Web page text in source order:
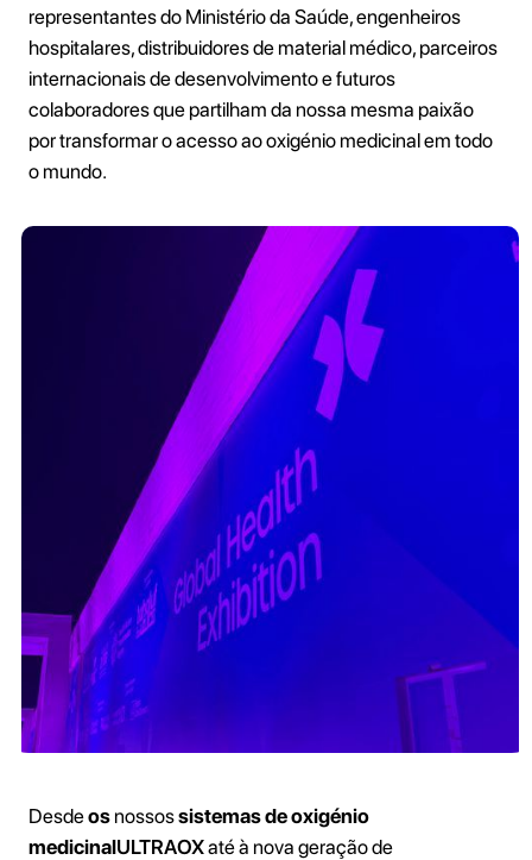
representantes do Ministério da Saúde, engenheiros
hospitalares, distribuidores de material médico, parceiros
internacionais de desenvolvimento e futuros
colaboradores que partilham da nossa mesma paixão
por transformar o acesso ao oxigénio medicinal em todo
o mundo.
Desdeosnossossistemas de oxigénio
medicinalULTRAOXaté à nova geração de